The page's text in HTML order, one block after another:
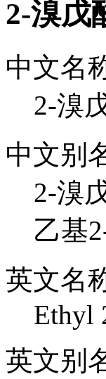
2-溴戊
中文名
2-溴
中文别
2-溴
乙基
英文名
Ethyl
英文别